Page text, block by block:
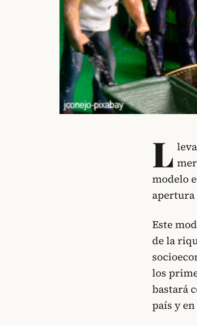
L
modelo
apertura
Este
de la
los
bastará
país y